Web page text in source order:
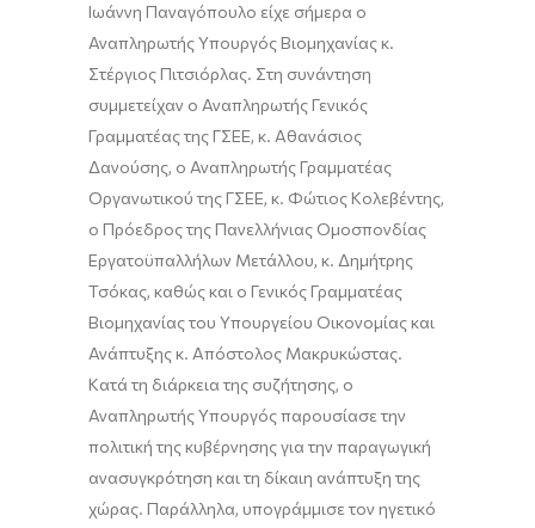
Ιωάννη Παναγόπουλο είχε σήμερα ο
Αναπληρωτής Υπουργός Βιομηχανίας κ.
Στέργιος Πιτσιόρλας. Στη συνάντηση
συμμετείχαν ο Αναπληρωτής Γενικός
Γραμματέας της ΓΣΕΕ, κ. Αθανάσιος
Δανούσης, ο Αναπληρωτής Γραμματέας
Οργανωτικού της ΓΣΕΕ, κ. Φώτιος Κολεβέντης,
ο Πρόεδρος της Πανελλήνιας Ομοσπονδίας
Εργατοϋπαλλήλων Μετάλλου, κ. Δημήτρης
Τσόκας, καθώς και ο Γενικός Γραμματέας
Βιομηχανίας του Υπουργείου Οικονομίας και
Ανάπτυξης κ. Απόστολος Μακρυκώστας.
Κατά τη διάρκεια της συζήτησης, ο
Αναπληρωτής Υπουργός παρουσίασε την
πολιτική της κυβέρνησης για την παραγωγική
ανασυγκρότηση και τη δίκαιη ανάπτυξη της
χώρας. Παράλληλα, υπογράμμισε τον ηγετικό